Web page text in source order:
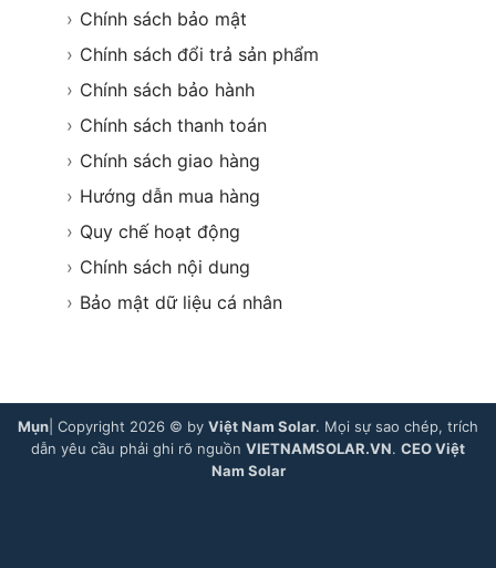
› Chính sách bảo mật
› Chính sách đổi trả sản phẩm
› Chính sách bảo hành
› Chính sách thanh toán
› Chính sách giao hàng
› Hướng dẫn mua hàng
› Quy chế hoạt động
› Chính sách nội dung
› Bảo mật dữ liệu cá nhân
Mụn | Copyright 2026 © by Việt Nam Solar. Mọi sự sao chép, trích
dẫn yêu cầu phải ghi rõ nguồn VIETNAMSOLAR.VN. CEO Việt
Nam Solar